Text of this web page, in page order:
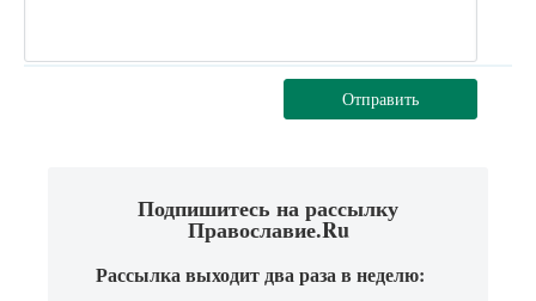
Отправить
Подпишитесь на рассылку
Православие.Ru
Рассылка выходит два раза в неделю: